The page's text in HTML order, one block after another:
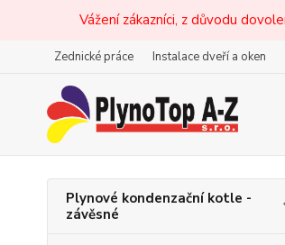
Vážení zákazníci, z důvodu
Zednické práce Instalace dveří a oken
Plynové kondenzační kotle -
závěsné